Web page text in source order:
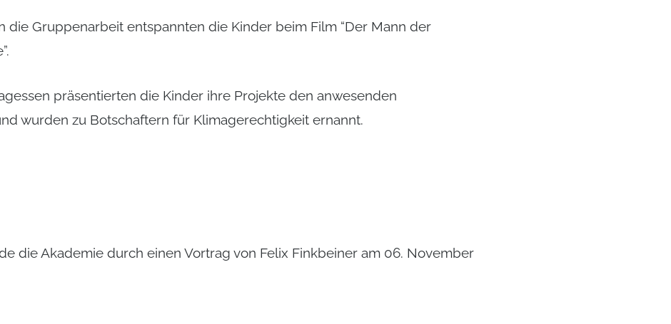
die Gruppenarbeit entspannten die Kinder beim Film “Der Mann der
präsentierten die Kinder ihre Projekte den anwesenden
wurden zu Botschaftern für Klimagerechtigkeit ernannt.
die Akademie durch einen Vortrag von Felix Finkbeiner am 06. November